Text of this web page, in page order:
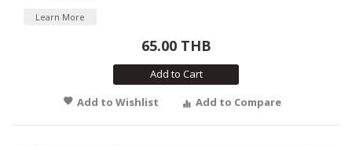
Learn More
65.00 THB
Add to Cart
Add to Wishlist
Add to Compare